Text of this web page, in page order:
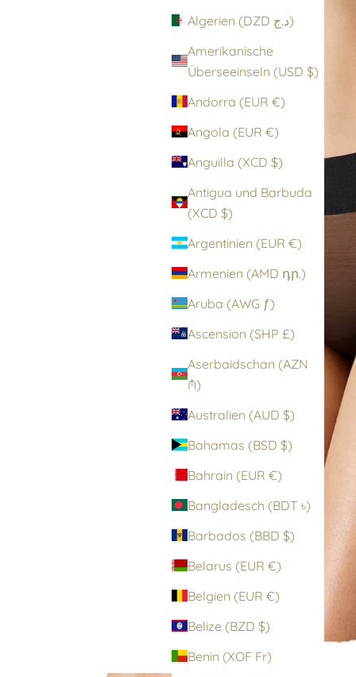
Algerien (DZD د.ج)
Amerikanische
Überseeinseln (USD $)
Andorra (EUR €)
Angola (EUR €)
Anguilla (XCD $)
Antigua und Barbuda
(XCD $)
Argentinien (EUR €)
Armenien (AMD դր.)
Aruba (AWG ƒ)
Ascension (SHP £)
Aserbaidschan (AZN
₼)
Australien (AUD $)
Bahamas (BSD $)
Bahrain (EUR €)
Bangladesch (BDT ৳)
Barbados (BBD $)
Belarus (EUR €)
Belgien (EUR €)
Belize (BZD $)
Benin (XOF Fr)